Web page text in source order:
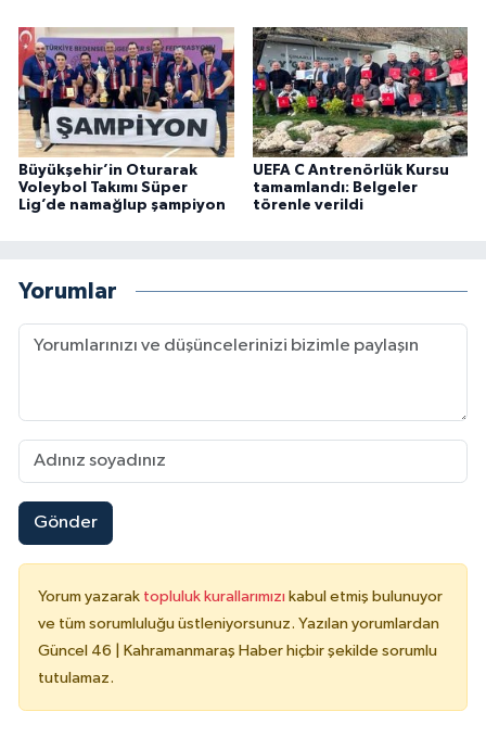
Büyükşehir’in Oturarak
Voleybol Takımı Süper
Lig’de namağlup şampiyon
UEFA C Antrenörlük Kursu
tamamlandı: Belgeler
törenle verildi
Yorumlar
Gönder
Yorum yazarak topluluk kurallarımızı kabul etmiş bulunuyor
ve tüm sorumluluğu üstleniyorsunuz. Yazılan yorumlardan
Güncel 46 | Kahramanmaraş Haber hiçbir şekilde sorumlu
tutulamaz.